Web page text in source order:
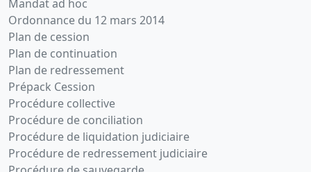
Mandat ad hoc
Ordonnance du 12 mars 2014
Plan de cession
Plan de continuation
Plan de redressement
Prépack Cession
Procédure collective
Procédure de conciliation
Procédure de liquidation judiciaire
Procédure de redressement judiciaire